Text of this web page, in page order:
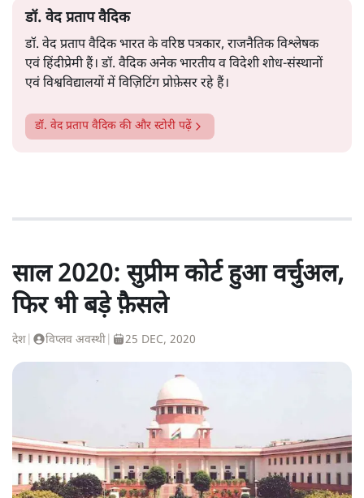
डॉ. वेद प्रताप वैदिक
डॉ. वेद प्रताप वैदिक भारत के वरिष्ठ पत्रकार, राजनैतिक विश्लेषक
एवं हिंदीप्रेमी हैं। डॉ. वैदिक अनेक भारतीय व विदेशी शोध-संस्थानों
एवं विश्वविद्यालयों में विज़िटिंग प्रोफ़ेसर रहे हैं।
डॉ. वेद प्रताप वैदिक की और स्टोरी पढ़ें
साल 2020: सुप्रीम कोर्ट हुआ वर्चुअल,
फिर भी बड़े फ़ैसले
देश विप्लव अवस्थी 25 DEC, 2020